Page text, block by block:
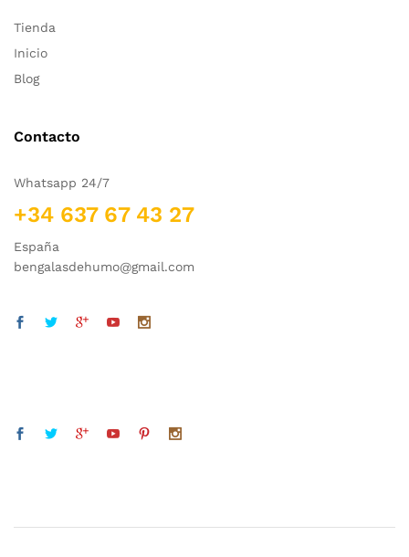
Tienda
Inicio
Blog
Contacto
Whatsapp 24/7
+34 637 67 43 27
España
bengalasdehumo@gmail.com